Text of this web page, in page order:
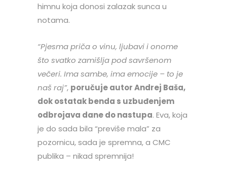
himnu koja donosi zalazak sunca u
notama.
“Pjesma priča o vinu, ljubavi i onome
što svatko zamišlja pod savršenom
večeri. Ima sambe, ima emocije – to je
naš raj”, poručuje autor Andrej Baša,
dok ostatak benda s uzbuđenjem
odbrojava dane do nastupa. Eva, koja
je do sada bila “previše mala” za
pozornicu, sada je spremna, a CMC
publika – nikad spremnija!